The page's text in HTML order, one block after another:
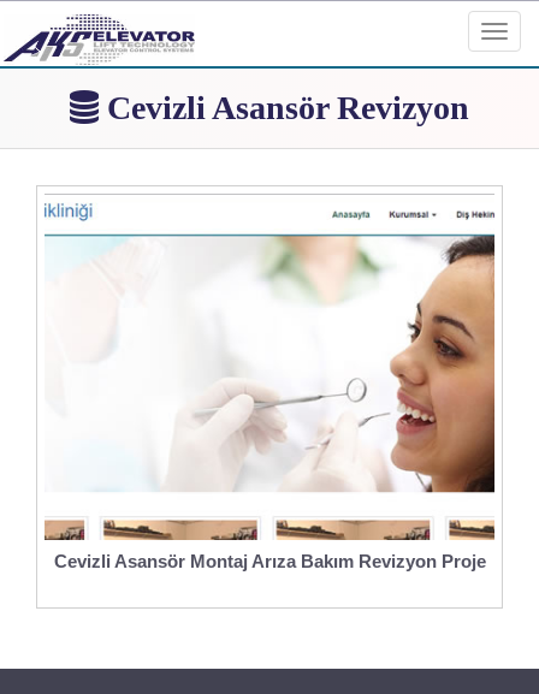
Cevizli Asansör Revizyon
Cevizli Asansör Montaj Arıza Bakım Revizyon Proje